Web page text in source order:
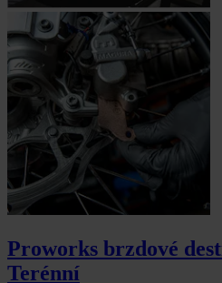
Proworks brzdové
Terénní